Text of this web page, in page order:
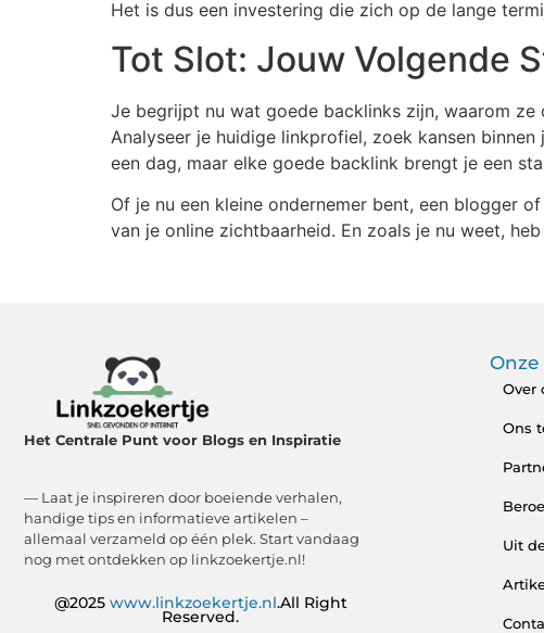
Het is dus een investering die zich op de lange
Tot Slot: Jouw Volgende
Je begrijpt nu wat goede backlinks zijn, waarom
Analyseer je huidige linkprofiel, zoek kansen
een dag, maar elke goede backlink brengt je een
Of je nu een kleine ondernemer bent, een blogger
van je online zichtbaarheid. En zoals je nu weet,
Het Centrale Punt voor Blogs en Inspiratie
— Laat je inspireren door boeiende verhalen,
handige tips en informatieve artikelen –
allemaal verzameld op één plek. Start vandaag
nog met ontdekken op linkzoekertje.nl!
@2025 www.linkzoekertje.nl.All Right
Reserved.
Over
Ons
Uit